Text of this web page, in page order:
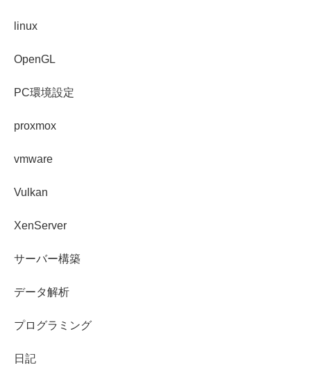
linux
OpenGL
PC環境設定
proxmox
vmware
Vulkan
XenServer
サーバー構築
データ解析
プログラミング
日記